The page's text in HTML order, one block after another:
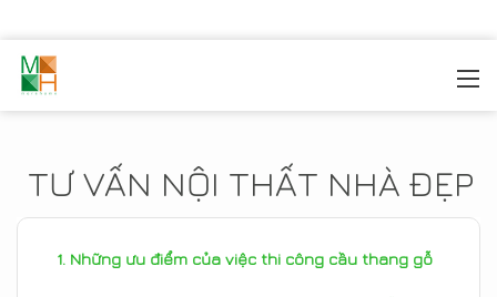
TƯ VẤN NỘI THẤT NHÀ ĐẸP
Những ưu điểm của việc thi công cầu thang gỗ